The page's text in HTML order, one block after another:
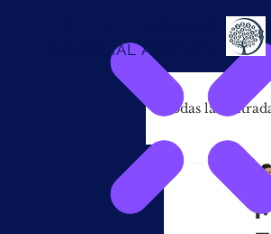
FINANCIAL ADVISOR
Todas las